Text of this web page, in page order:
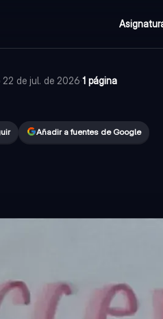
22 de jul. de 2026·1 página
Añadir a fuentes de Google